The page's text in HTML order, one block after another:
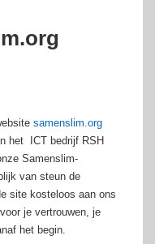
samenslim.org
het ICT bedrijf RSH
Samenslim-
van steun de
site kosteloos aan ons
je vertrouwen, je
het begin.